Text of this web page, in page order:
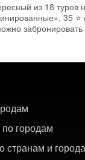
из 18 туров
35 ⭐
забронировать
городам
странам и